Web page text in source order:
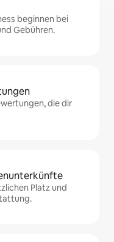
beginnen bei
Gebühren.
die dir
Platz und